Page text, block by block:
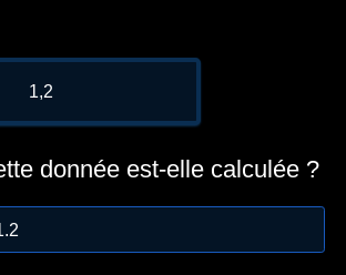
1,2
donnée est-elle calculée ?